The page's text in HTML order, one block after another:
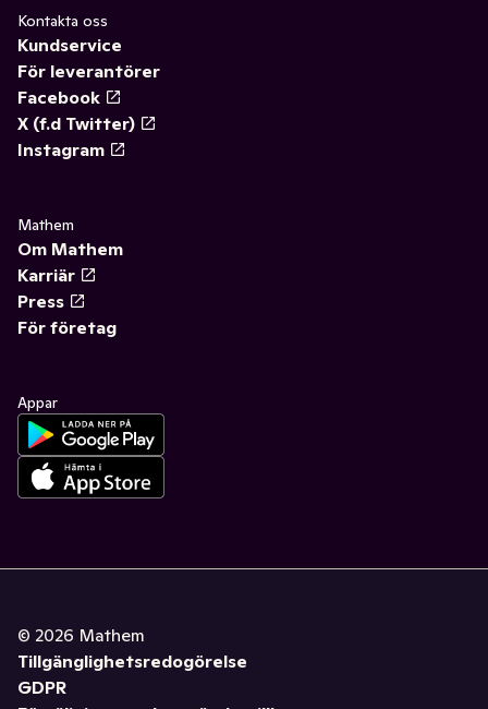
Kontakta oss
Kundservice
För leverantörer
Facebook
X (f.d Twitter)
Instagram
Mathem
Om Mathem
Karriär
Press
För företag
Appar
© 2026 Mathem
Tillgänglighetsredogörelse
GDPR